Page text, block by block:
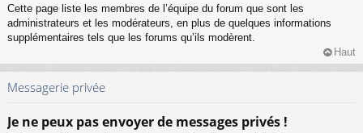
Cette page liste les membres de l’équipe du forum que sont les
administrateurs et les modérateurs, en plus de quelques informations
supplémentaires tels que les forums qu’ils modèrent.
Haut
Messagerie privée
Je ne peux pas envoyer de messages privés !